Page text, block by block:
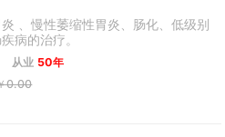
、慢性萎缩性胃炎、肠化、低级别
病的治疗。
从业 50年
0.00